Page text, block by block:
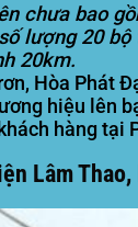
chưa bao
lượng 20
20km.
Hòa Phát
hiệu lên
hàng tại
Lâm Thao,